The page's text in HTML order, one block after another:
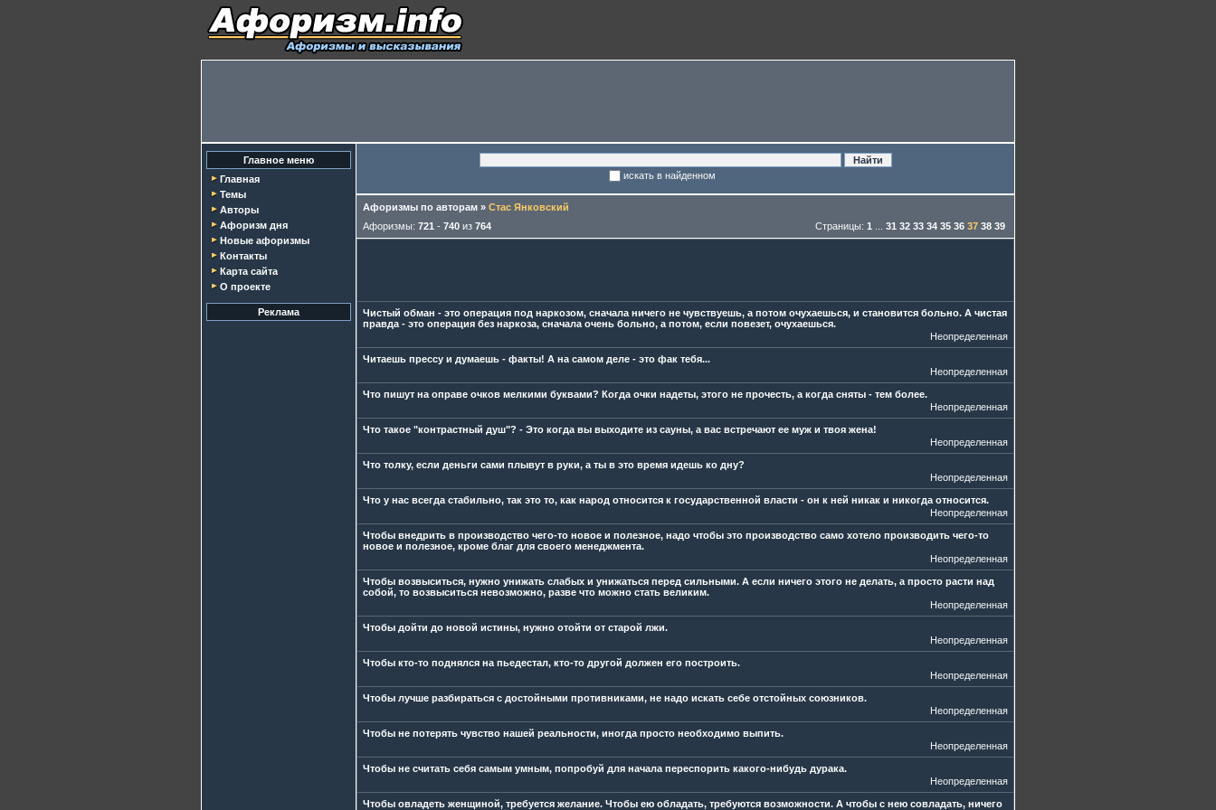
Главное меню
Главная
Темы
Авторы
Афоризм дня
Новые афоризмы
Контакты
Карта сайта
О проекте
Реклама
искать в найденном
Афоризмы по авторам » Стас Янковский
Афоризмы: 721 - 740 из 764 Страницы: 1 31 32 33 34 35 36 37 38 39
Чистый обман - это операция под наркозом, сначала ничего не чувствуешь, а потом очухаешься, и становится больно. А чистая
правда - это операция без наркоза, сначала очень больно, а потом, если повезет, очухаешься.
Неопределенная
Читаешь прессу и думаешь - факты! А на самом деле - это фак тебя...
Неопределенная
Что пишут на оправе очков мелкими буквами? Когда очки надеты, этого не прочесть, а когда сняты - тем более.
Неопределенная
Что такое "контрастный душ"? - Это когда вы выходите из сауны, а вас встречают ее муж и твоя жена!
Неопределенная
Что толку, если деньги сами плывут в руки, а ты в это время идешь ко дну?
Неопределенная
Что у нас всегда стабильно, так это то, как народ относится к государственной власти - он к ней никак и никогда относится.
Неопределенная
Чтобы внедрить в производство чего-то новое и полезное, надо чтобы это производство само хотело производить чего-то
новое и полезное, кроме благ для своего менеджмента.
Неопределенная
Чтобы возвыситься, нужно унижать слабых и унижаться перед сильными. А если ничего этого не делать, а просто расти над
собой, то возвыситься невозможно, разве что можно стать великим.
Неопределенная
Чтобы дойти до новой истины, нужно отойти от старой лжи.
Неопределенная
Чтобы кто-то поднялся на пьедестал, кто-то другой должен его построить.
Неопределенная
Чтобы лучше разбираться с достойными противниками, не надо искать себе отстойных союзников.
Неопределенная
Чтобы не потерять чувство нашей реальности, иногда просто необходимо выпить.
Неопределенная
Чтобы не считать себя самым умным, попробуй для начала переспорить какого-нибудь дурака.
Неопределенная
Чтобы овладеть женщиной, требуется желание. Чтобы ею обладать, требуются возможности. А чтобы с нею совладать, ничего